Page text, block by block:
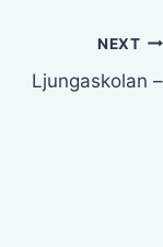
NEXT
Ljungaskolan –